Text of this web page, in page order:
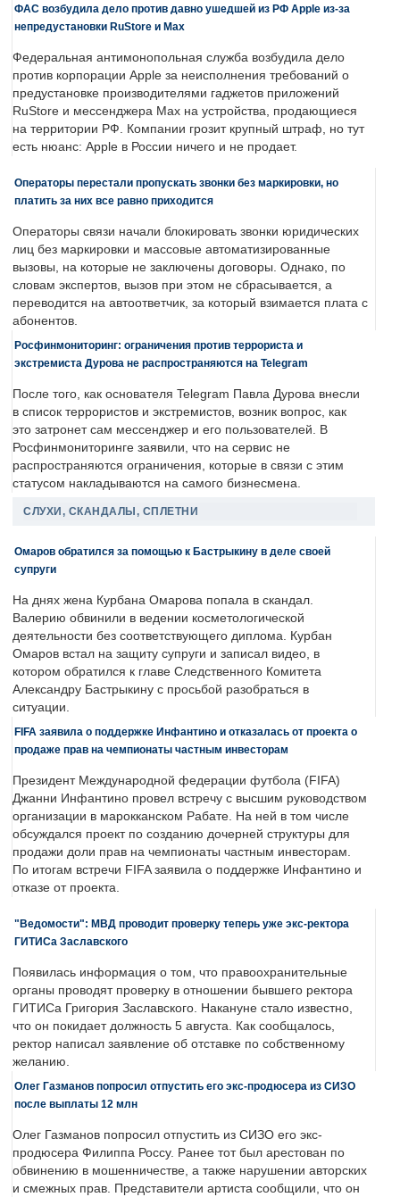
ФАС возбудила дело против давно ушедшей из РФ Apple из-за
непредустановки RuStore и Max
Федеральная антимонопольная служба возбудила дело
против корпорации Apple за неисполнения требований о
предустановке производителями гаджетов приложений
RuStore и мессенджера Max на устройства, продающиеся
на территории РФ. Компании грозит крупный штраф, но тут
есть нюанс: Apple в России ничего и не продает.
Операторы перестали пропускать звонки без маркировки, но
платить за них все равно приходится
Операторы связи начали блокировать звонки юридических
лиц без маркировки и массовые автоматизированные
вызовы, на которые не заключены договоры. Однако, по
словам экспертов, вызов при этом не сбрасывается, а
переводится на автоответчик, за который взимается плата с
абонентов.
Росфинмониторинг: ограничения против террориста и
экстремиста Дурова не распространяются на Telegram
После того, как основателя Telegram Павла Дурова внесли
в список террористов и экстремистов, возник вопрос, как
это затронет сам мессенджер и его пользователей. В
Росфинмониторинге заявили, что на сервис не
распространяются ограничения, которые в связи с этим
статусом накладываются на самого бизнесмена.
СЛУХИ, СКАНДАЛЫ, СПЛЕТНИ
Омаров обратился за помощью к Бастрыкину в деле своей
супруги
На днях жена Курбана Омарова попала в скандал.
Валерию обвинили в ведении косметологической
деятельности без соответствующего диплома. Курбан
Омаров встал на защиту супруги и записал видео, в
котором обратился к главе Следственного Комитета
Александру Бастрыкину с просьбой разобраться в
ситуации.
FIFA заявила о поддержке Инфантино и отказалась от проекта о
продаже прав на чемпионаты частным инвесторам
Президент Международной федерации футбола (FIFA)
Джанни Инфантино провел встречу с высшим руководством
организации в марокканском Рабате. На ней в том числе
обсуждался проект по созданию дочерней структуры для
продажи доли прав на чемпионаты частным инвесторам.
По итогам встречи FIFA заявила о поддержке Инфантино и
отказе от проекта.
"Ведомости": МВД проводит проверку теперь уже экс-ректора
ГИТИСа Заславского
Появилась информация о том, что правоохранительные
органы проводят проверку в отношении бывшего ректора
ГИТИСа Григория Заславского. Накануне стало известно,
что он покидает должность 5 августа. Как сообщалось,
ректор написал заявление об отставке по собственному
желанию.
Олег Газманов попросил отпустить его экс-продюсера из СИЗО
после выплаты 12 млн
Олег Газманов попросил отпустить из СИЗО его экс-
продюсера Филиппа Россу. Ранее тот был арестован по
обвинению в мошенничестве, а также нарушении авторских
и смежных прав. Представители артиста сообщили, что он